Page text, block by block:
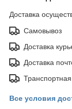
Доставка
Самовывоз
Доставка
Доставка
Все условия